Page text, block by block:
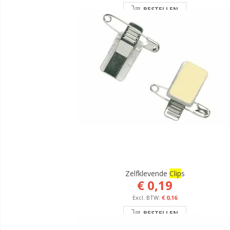
BESTELLEN
Zelfklevende ClipS
€ 0,19
€ 0,16
BESTELLEN